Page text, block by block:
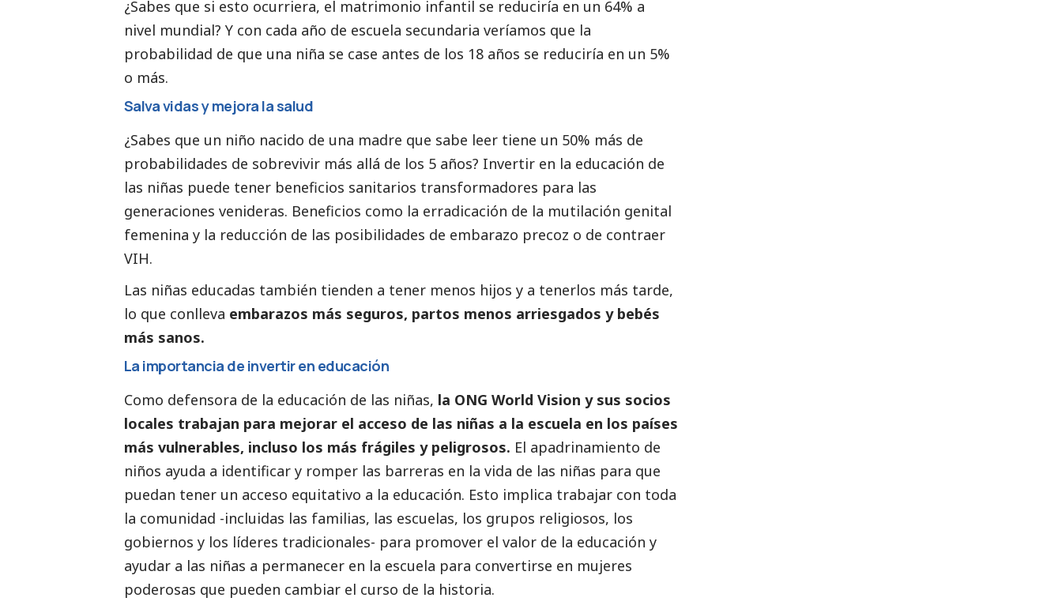
¿Sabes que si esto ocurriera, el matrimonio infantil se reduciría en un 64% a
nivel mundial? Y con cada año de escuela secundaria veríamos que la
probabilidad de que una niña se case antes de los 18 años se reduciría en un 5%
o más.
Salva vidas y mejora la salud
¿Sabes que un niño nacido de una madre que sabe leer tiene un 50% más de
probabilidades de sobrevivir más allá de los 5 años? Invertir en la educación de
las niñas puede tener beneficios sanitarios transformadores para las
generaciones venideras. Beneficios como la erradicación de la mutilación genital
femenina y la reducción de las posibilidades de embarazo precoz o de contraer
VIH.
Las niñas educadas también tienden a tener menos hijos y a tenerlos más tarde,
lo que conlleva embarazos más seguros, partos menos arriesgados y bebés
más sanos.
La importancia de invertir en educación
Como defensora de la educación de las niñas, la ONG World Vision y sus socios
locales trabajan para mejorar el acceso de las niñas a la escuela en los países
más vulnerables, incluso los más frágiles y peligrosos. El apadrinamiento de
niños ayuda a identificar y romper las barreras en la vida de las niñas para que
puedan tener un acceso equitativo a la educación. Esto implica trabajar con toda
la comunidad -incluidas las familias, las escuelas, los grupos religiosos, los
gobiernos y los líderes tradicionales- para promover el valor de la educación y
ayudar a las niñas a permanecer en la escuela para convertirse en mujeres
poderosas que pueden cambiar el curso de la historia.